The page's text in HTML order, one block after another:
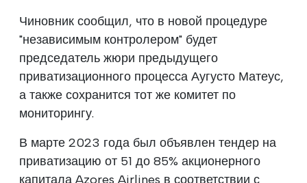
Чиновник сообщил, что в новой процедуре
"независимым контролером" будет
председатель жюри предыдущего
приватизационного процесса Аугусто Матеус,
а также сохранится тот же комитет по
мониторингу.
В марте 2023 года был объявлен тендер на
приватизацию от 51 до 85% акционерного
капитала Azores Airlines в соответствии с